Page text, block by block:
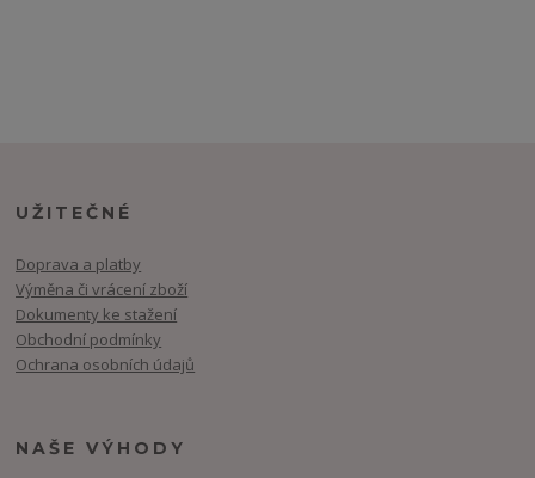
UŽITEČNÉ
Doprava a platby
Výměna či vrácení zboží
Dokumenty ke stažení
Obchodní podmínky
Ochrana osobních údajů
NAŠE VÝHODY